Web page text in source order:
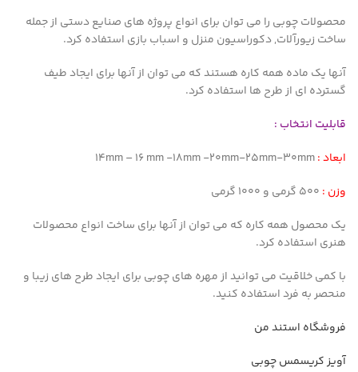
محصولات چوبی را می توان برای انواع پروژه های صنایع دستی از جمله
ساخت زیورآلات, دکوراسیون منزل و اسباب بازی استفاده کرد.
آنها یک ماده همه کاره هستند که می توان از آنها برای ایجاد طیف
گسترده ای از طرح ها استفاده کرد.
قابلیت انتخاب :
ابعاد :14mm – 16 mm -18mm -20mm-25mm-30mm
وزن :
یک محصول همه کاره که می توان از آنها برای ساخت انواع محصولات
هنری استفاده کرد.
با کمی خلاقیت می توانید از مهره های چوبی برای ایجاد طرح های زیبا و
منحصر به فرد استفاده کنید.
فروشگاه استند من
آویز کریسمس چوبی